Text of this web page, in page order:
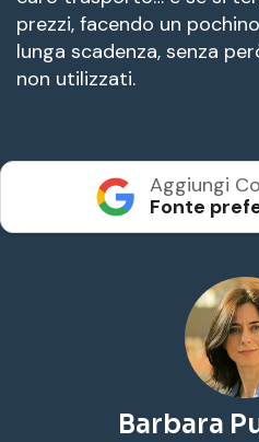
prezzi, facendo un
lunga scadenza, senza
non utilizzati.
Aggiungi
Fonte
Barbara